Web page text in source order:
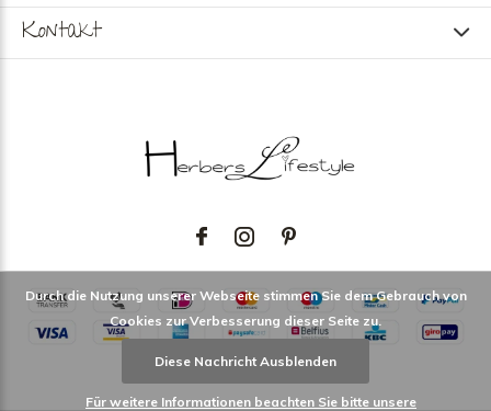
Kontakt
Durch die Nutzung unserer Webseite stimmen Sie dem Gebrauch von
Cookies zur Verbesserung dieser Seite zu.
Diese Nachricht Ausblenden
Für weitere Informationen beachten Sie bitte unsere